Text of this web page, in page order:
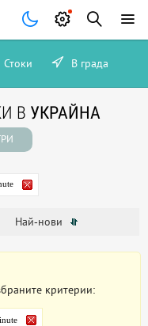
Стоки В града
В УКРАЙНА
Най-нови
критерии: